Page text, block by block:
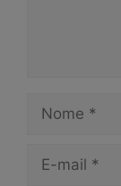
mail